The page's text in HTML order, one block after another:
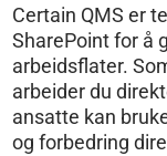
Certain QMS er
SharePoint for å
arbeidsflater.
arbeider du
ansatte kan
og forbedring